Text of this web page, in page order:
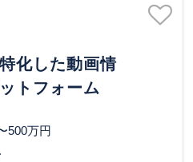
化した動画情
トフォーム
500万円